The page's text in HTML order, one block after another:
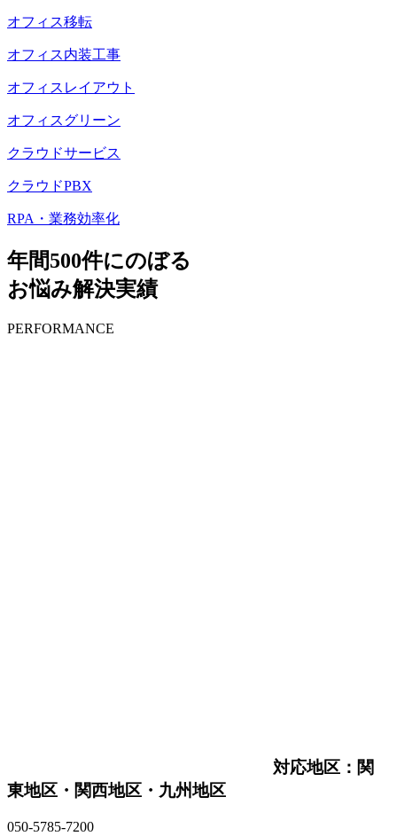
オフィス移転
オフィス内装工事
オフィスレイアウト
オフィスグリーン
クラウドサービス
クラウドPBX
RPA・業務効率化
年間500件にのぼる
お悩み解決実績
PERFORMANCE
対応地区：関
東地区・関西地区・九州地区
050-5785-7200